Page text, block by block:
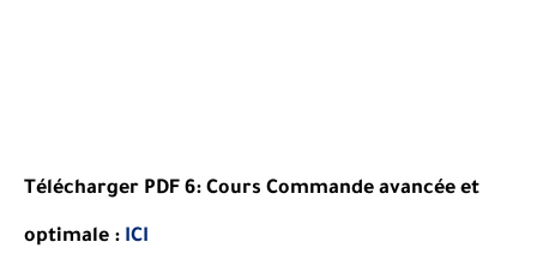
Télécharger PDF 6: Cours Commande avancée et
optimale : ICI